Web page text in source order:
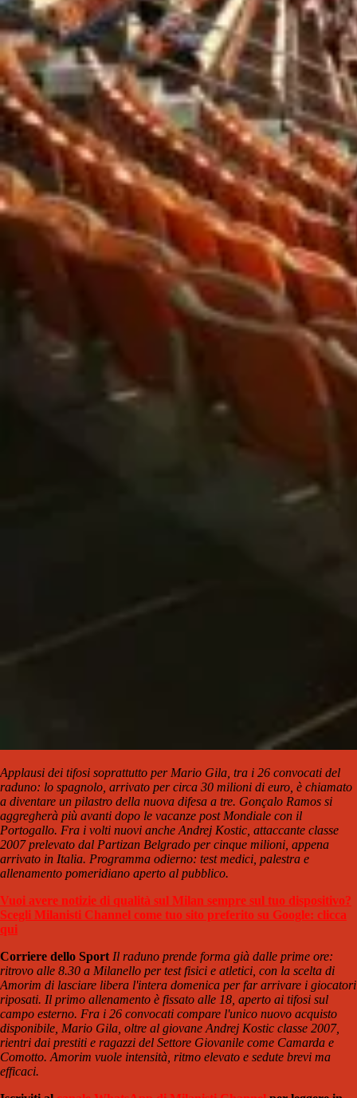
Applausi dei tifosi soprattutto per Mario Gila, tra i 26 convocati del
raduno: lo spagnolo, arrivato per circa 30 milioni di euro, è chiamato
a diventare un pilastro della nuova difesa a tre. Gonçalo Ramos si
aggregherà più avanti dopo le vacanze post Mondiale con il
Portogallo. Fra i volti nuovi anche Andrej Kostic, attaccante classe
2007 prelevato dal Partizan Belgrado per cinque milioni, appena
arrivato in Italia. Programma odierno: test medici, palestra e
allenamento pomeridiano aperto al pubblico.
Vuoi avere notizie di qualità sul Milan sempre sul tuo dispositivo?
Scegli Milanisti Channel come tuo sito preferito su Google: clicca
qui
Corriere dello Sport Il raduno prende forma già dalle prime ore:
ritrovo alle 8.30 a Milanello per test fisici e atletici, con la scelta di
Amorim di lasciare libera l'intera domenica per far arrivare i giocatori
riposati. Il primo allenamento è fissato alle 18, aperto ai tifosi sul
campo esterno. Fra i 26 convocati compare l'unico nuovo acquisto
disponibile, Mario Gila, oltre al giovane Andrej Kostic classe 2007,
rientri dai prestiti e ragazzi del Settore Giovanile come Camarda e
Comotto. Amorim vuole intensità, ritmo elevato e sedute brevi ma
efficaci.